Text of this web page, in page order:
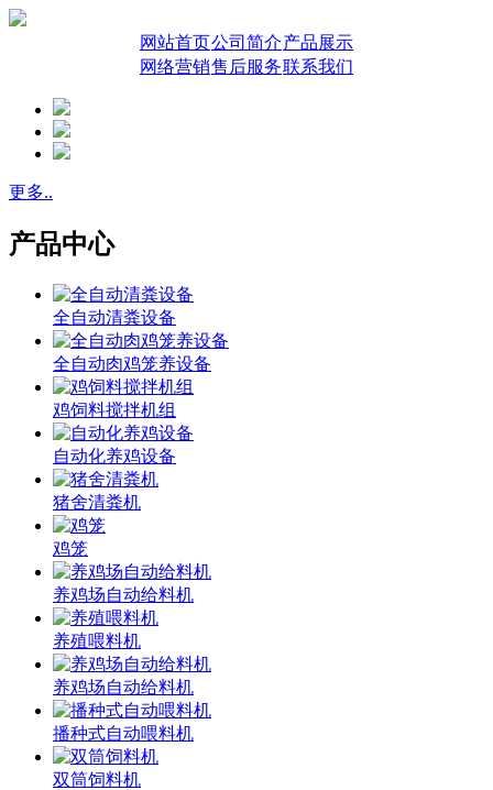
网站首页公司简介产品展示
网络营销售后服务联系我们
更多..
产品中心
全自动清粪设备
全自动肉鸡笼养设备
鸡饲料搅拌机组
自动化养鸡设备
猪舍清粪机
鸡笼
养鸡场自动给料机
养殖喂料机
养鸡场自动给料机
播种式自动喂料机
双筒饲料机